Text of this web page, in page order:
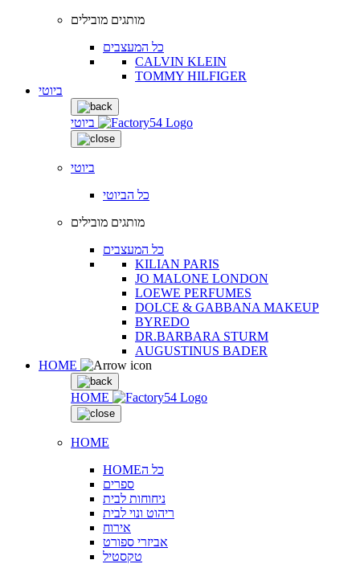
מותגים מובילים
כל המעצבים
CALVIN KLEIN
TOMMY HILFIGER
ביוטי
ביוטי
ביוטי
כל הביוטי
מותגים מובילים
כל המעצבים
KILIAN PARIS
JO MALONE LONDON
LOEWE PERFUMES
DOLCE & GABBANA MAKEUP
BYREDO
DR.BARBARA STURM
AUGUSTINUS BADER
HOME
HOME
HOME
HOMEכל ה
ספרים
ניחוחות לבית
ריהוט ונוי לבית
אירוח
אביזרי ספורט
טקסטיל